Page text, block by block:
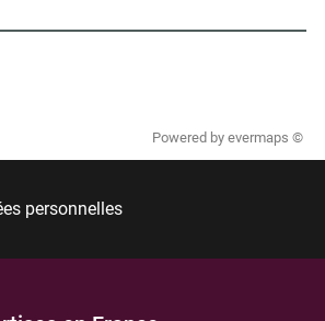
Powered by evermaps ©
personnelles